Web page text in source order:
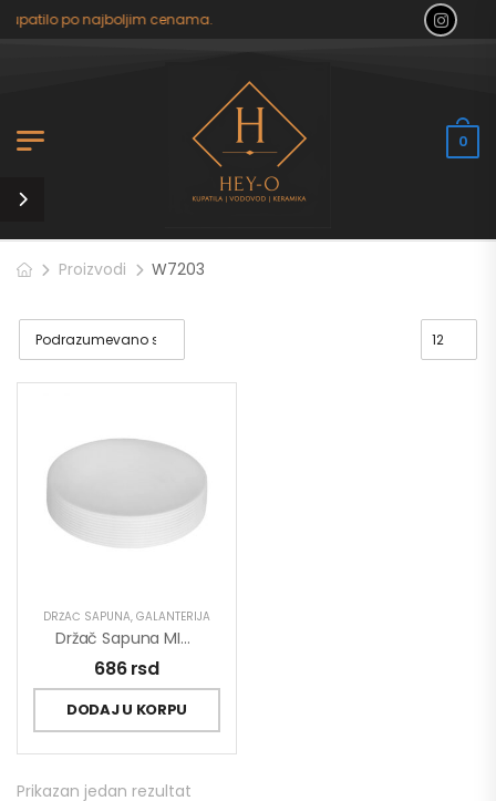
po najboljim cenama.
0
Proizvodi W7203
DRŽAČ SAPUNA, GALANTERIJA
Držač Sapuna MINOTTI Stojeći
686rsd
DODAJ U KORPU
Prikazan jedan rezultat